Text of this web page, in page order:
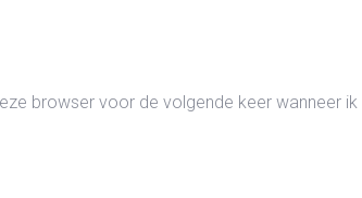
browser voor de volgende keer wanneer